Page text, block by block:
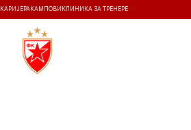
КАРИЈЕРА КАМПОВИ КЛИНИКА ЗА ТРЕНЕРЕ